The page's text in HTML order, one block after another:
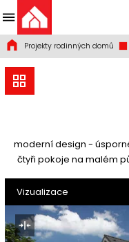
Projekty rodinných domů
moderní design -
čtyři pokoje na malém